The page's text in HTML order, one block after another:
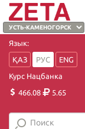
Язык:
ҚАЗ
РУС
ENG
Курс Нацбанка
466.08
5.65